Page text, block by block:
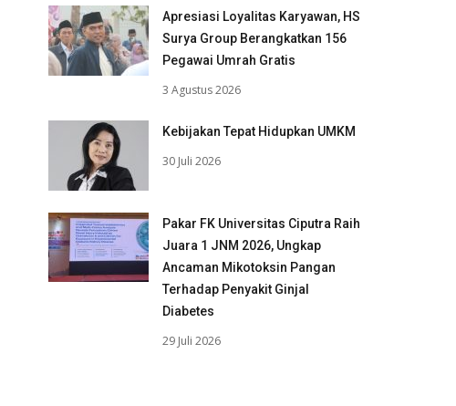
Apresiasi Loyalitas Karyawan, HS
Surya Group Berangkatkan 156
Pegawai Umrah Gratis
3 Agustus 2026
Kebijakan Tepat Hidupkan UMKM
30 Juli 2026
Pakar FK Universitas Ciputra Raih
Juara 1 JNM 2026, Ungkap
Ancaman Mikotoksin Pangan
Terhadap Penyakit Ginjal
Diabetes
29 Juli 2026